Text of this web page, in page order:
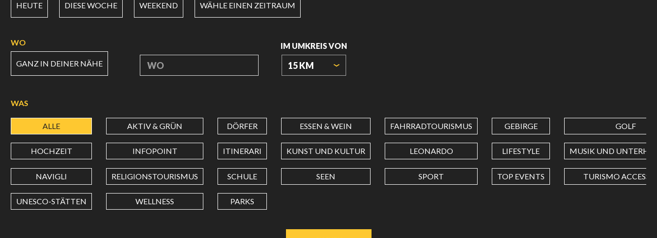
HEUTE DIESE WOCHE WEEKEND WÄHLE EINEN ZEITRAUM
WO
GANZ IN DEINER NÄHE WO
IM UMKREIS VON
15 KM
BREITENGRAD
LÄNGENGRAD
Dezimalgrad.
WAS
ALLE AKTIV & GRÜN DÖRFER ESSEN & WEIN FAHRRADTOURISMUS GEBIRGE GOLF
HOCHZEIT INFOPOINT ITINERARI KUNST UND KULTUR LEONARDO LIFESTYLE MUSIK UND
NAVIGLI RELIGIONSTOURISMUS SCHULE SEEN SPORT TOP EVENTS TURISMO
UNESCO-STÄTTEN WELLNESS PARKS